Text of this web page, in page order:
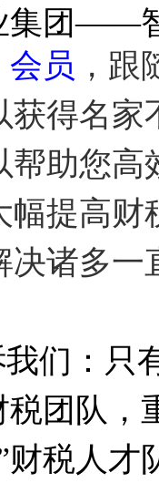
集团——
会员 ，
得名家
帮助您
幅提高
决诸多
们：只
税团队，
财税人才